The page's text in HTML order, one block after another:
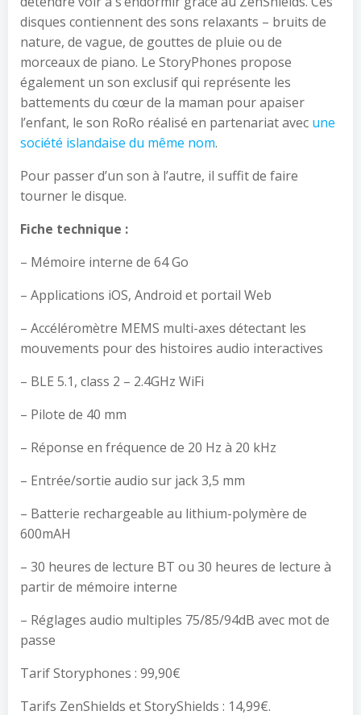
disques contiennent des sons relaxants – bruits de
nature, de vague, de gouttes de pluie ou de
morceaux de piano. Le StoryPhones propose
également un son exclusif qui représente les
battements du cœur de la maman pour apaiser
l’enfant, le son RoRo réalisé en partenariat avec une
société islandaise du même nom.
Pour passer d’un son à l’autre, il suffit de faire
tourner le disque.
Fiche technique :
– Mémoire interne de 64 Go
– Applications iOS, Android et portail Web
– Accéléromètre MEMS multi-axes détectant les
mouvements pour des histoires audio interactives
– BLE 5.1, class 2 – 2.4GHz WiFi
– Pilote de 40 mm
– Réponse en fréquence de 20 Hz à 20 kHz
– Entrée/sortie audio sur jack 3,5 mm
– Batterie rechargeable au lithium-polymère de
600mAH
– 30 heures de lecture BT ou 30 heures de lecture à
partir de mémoire interne
– Réglages audio multiples 75/85/94dB avec mot de
passe
Tarif Storyphones : 99,90€
Tarifs ZenShields et StoryShields : 14,99€.